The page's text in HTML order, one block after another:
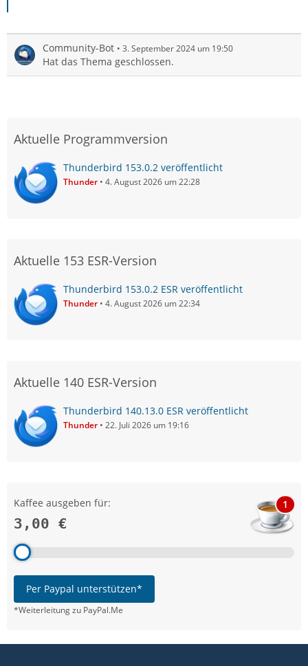
Community-Bot 3. September 2024 um 19:50
Hat das Thema geschlossen.
Aktuelle Programmversion
Thunderbird 153.0.2 veröffentlicht
Thunder 4. August 2026 um 22:28
Aktuelle 153 ESR-Version
Thunderbird 153.0.2 ESR veröffentlicht
Thunder 4. August 2026 um 22:34
Aktuelle 140 ESR-Version
Thunderbird 140.13.0 ESR veröffentlicht
Thunder 22. Juli 2026 um 19:16
Kaffee ausgeben für:
3,00 €
1
Per Paypal unterstützen*
*Weiterleitung zu PayPal.Me